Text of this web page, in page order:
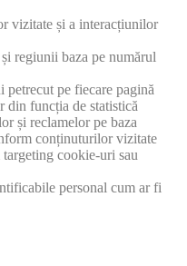
vizitate și a interacțiunilor
regiunii baza pe numărul
pe fiecare pagină
din funcția de statistică
și reclamelor pe baza
conținuturilor vizitate
cookie-uri sau
personal cum ar fi